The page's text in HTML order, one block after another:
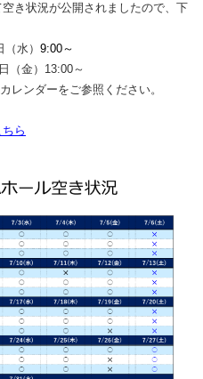
空き状況が公開されましたので、下
水） 9:00～
）13:00～
レンダーをご参照ください。
ら